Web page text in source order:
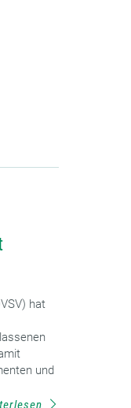
hat
und